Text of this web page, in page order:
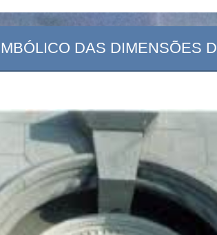
DAS DIMENSÕES